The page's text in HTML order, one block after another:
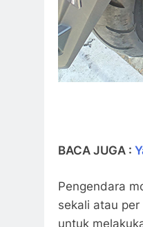
BACA JUGA :
Pengendara
sekali atau
untuk